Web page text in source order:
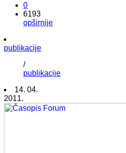
0
6193
opširnije
publikacije
/
publikacije
14. 04.
2011.